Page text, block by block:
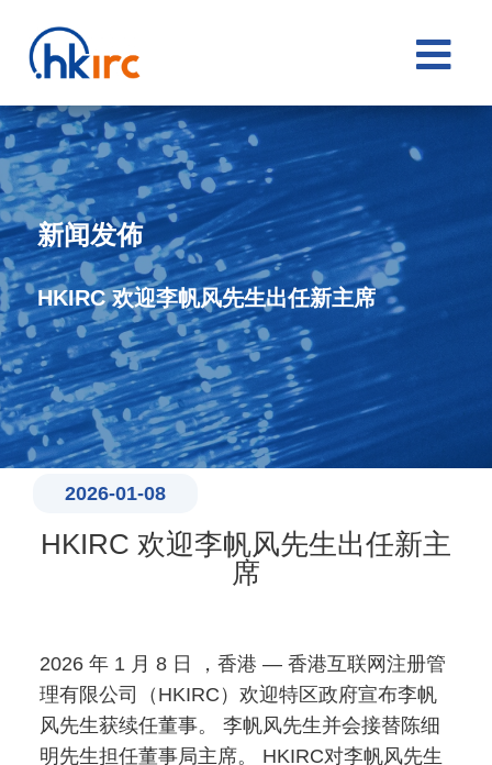

新闻发佈
HKIRC 欢迎李帆风先生出任新主席
2026-01-08
HKIRC 欢迎李帆风先生出任新主
席
2026 年 1 月 8 日 ，香港 — 香港互联网注册管
理有限公司（HKIRC）欢迎特区政府宣布李帆
风先生获续任董事。 李帆风先生并会接替陈细
明先生担任董事局主席。 HKIRC对李帆风先生